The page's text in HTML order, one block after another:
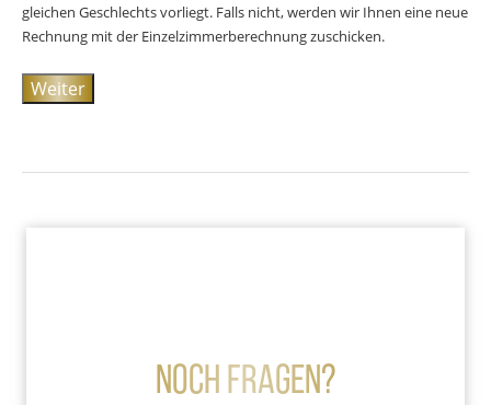
gleichen Geschlechts vorliegt. Falls nicht, werden wir Ihnen eine neue
Rechnung mit der Einzelzimmerberechnung zuschicken.
Weiter
Noch Fragen?